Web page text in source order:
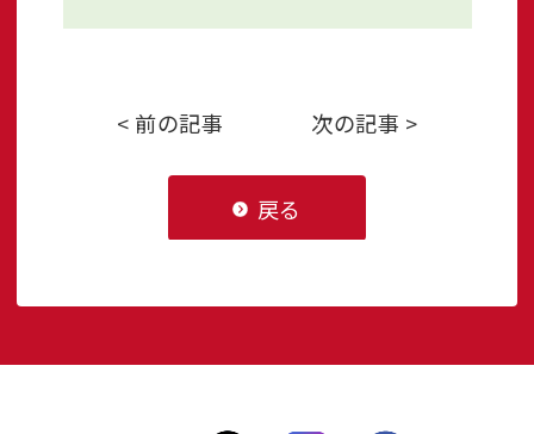
< 前の記事 次の記事 >
戻る